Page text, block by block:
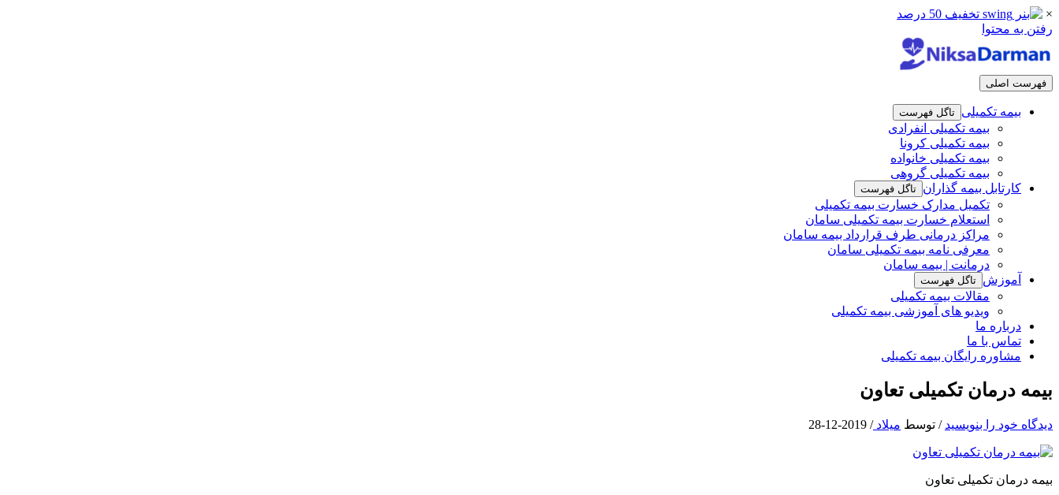
×
رفتن به محتوا
فهرست اصلی
بیمه تکمیلی تاگل فهرست
بیمه تکمیلی انفرادی
بیمه تکمیلی کرونا
بیمه تکمیلی خانواده
بیمه تکمیلی گروهی
کارتابل بیمه گذاران تاگل فهرست
تکمیل مدارک خسارت بیمه تکمیلی
استعلام خسارت بیمه تکمیلی سامان
مراکز درمانی طرف قرارداد بیمه سامان
معرفی نامه بیمه تکمیلی سامان
درمانت | بیمه سامان
آموزش تاگل فهرست
مقالات بیمه تکمیلی
ویدیو های آموزشی بیمه تکمیلی
درباره ما
تماس با ما
مشاوره رایگان بیمه تکمیلی
بیمه درمان تکمیلی تعاون
دیدگاه‌ خود را بنویسید / توسط میلاد/
2019-12-28
بیمه درمان تکمیلی تعاون